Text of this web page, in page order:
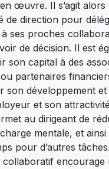
œuvre. Il s’agit alors
de direction pour
à ses proches
de décision. Il est
son capital à des
partenaires
son développement
et son
au dirigeant de
mentale, et
pour d’autres
collaboratif encourage